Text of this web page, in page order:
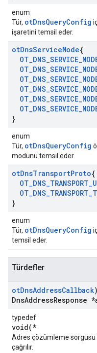
enum
Tür, otDnsQueryConfig
işaretini temsil eder.
otDnsServiceMode{
OT_DNS_SERVICE_
OT_DNS_SERVICE_
OT_DNS_SERVICE_
OT_DNS_SERVICE_
OT_DNS_SERVICE_
OT_DNS_SERVICE_
}
enum
Tür, otDnsQueryConfig
modunu temsil eder.
otDnsTransportProto{
OT_DNS_TRANSPORT_
OT_DNS_TRANSPORT_
}
enum
Tür, otDnsQueryConfig
temsil eder.
Türdefler
otDnsAddressCallback
DnsAddressResponse
typedef
void(*
Adres çözümleme sorgusu
çağrılır.